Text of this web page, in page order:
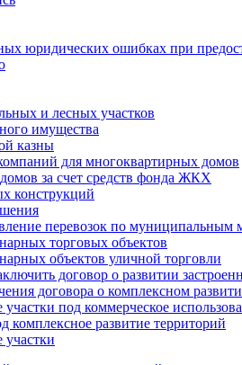
юридических ошибках при
и лесных участков
имущества
казны
для многоквартирных домов
за счет средств фонда ЖКХ
конструкций
перевозок по муниципальным
торговых объектов
объектов уличной торговли
договор о развитии
договора о комплексном
под коммерческое
комплексное развитие территорий